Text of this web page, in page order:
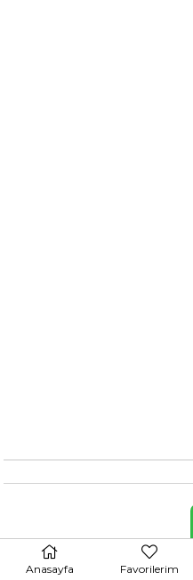
Anasayfa Favorilerim